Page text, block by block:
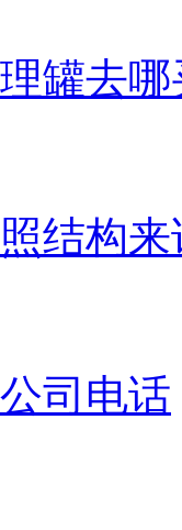
罐去
结构
司电话